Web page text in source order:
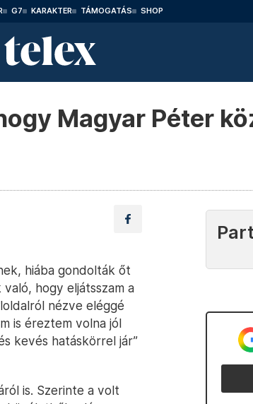
G7 KARAKTER TÁMOGATÁS SHOP
Magyar Péter
hiába gondolták őt
hogy eljátsszam a
nézve eléggé
is éreztem volna jól
kevés hatáskörrel jár”
is. Szerinte a volt